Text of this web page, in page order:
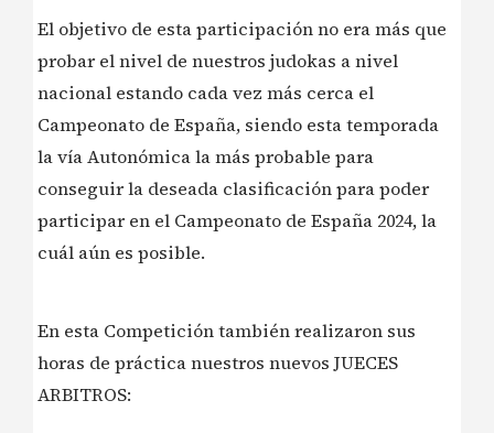
El objetivo de esta participación no era más que
probar el nivel de nuestros judokas a nivel
nacional estando cada vez más cerca el
Campeonato de España, siendo esta temporada
la vía Autonómica la más probable para
conseguir la deseada clasificación para poder
participar en el Campeonato de España 2024, la
cuál aún es posible.
En esta Competición también realizaron sus
horas de práctica nuestros nuevos JUECES
ARBITROS: